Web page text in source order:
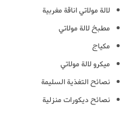
لالة مولاتي اناقة مغربية
مطبخ لالة مولاتي
مكياج
ميكرو لالة مولاتي
نصائح التغذية السليمة
نصائح ديكورات منزلية